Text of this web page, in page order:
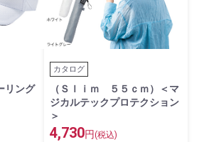
リング
カタログ
（Ｓｌｉｍ ５５ｃｍ）＜マ
ジカルテックプロテクション
＞
4,730円(税込)